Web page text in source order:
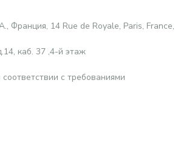
Франция, 14 Rue de Royale, Paris, France,
каб. 37 ,4-й этаж
с требованиями